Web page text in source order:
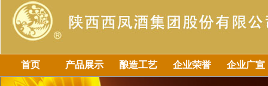
首页 产品展示 酿造工艺 企业荣誉 企业广宣